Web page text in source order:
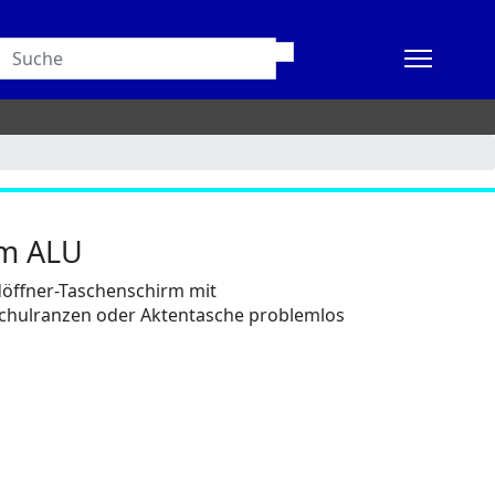
ALU
Taschenschirm mit
oder Aktentasche problemlos